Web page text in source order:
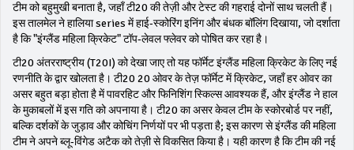
टीम को बहुमुखी बनाता है, जहाँ टी20 की तेज़ी और टेस्ट की गहराई दोनों साथ चलती हैं।
इस तालमेल ने हालिया series में हाई‑स्कोरिंग इनिंग और बंधक बॉलिंग दिखाया, जो दर्शाता
है कि "इंग्लैंड महिला क्रिकेट" टॉप‑लेवल फ्लेवर को पोषित कर रहा है।
टी20 अंतरराष्ट्रीय (T20I) को देखा जाए तो यह फॉर्मेट इंग्लैंड महिला क्रिकेट के लिए नई
रणनीति के द्वार खोलता है। टी20 20 ओवर के तेज़ फॉर्मेट में क्रिकेट, जहाँ हर ओवर का
असर बहुत बड़ा होता हैमें पावरहिट और फिनिशिंग स्किल्स आवश्यक हैं, और इंग्लैंड ने हाल
के मुकाबलों में इस गति को अपनाया है। टी20 का असर केवल टीम के स्कोरबोर्ड पर नहीं,
बल्कि दर्शकों के जुड़ाव और कोचिंग निर्णयों पर भी पड़ता है; इस कारण से इंग्लैंड की महिला
टीम ने अपने ब्लू‑विंगेड अटैक को तेज़ी से विकसित किया है। यही कारण है कि टीम की नई